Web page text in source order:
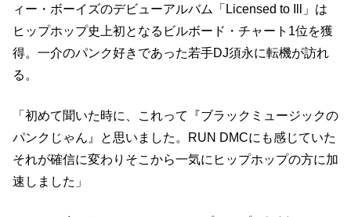
ィー・ボーイズのデビューアルバム「Licensed to Ill」は
ヒップホップ史上初となるビルボード・チャート1位を獲
得。一介のパンク好きであった若手DJ須永に転機が訪れ
る。
「初めて聞いた時に、これって『ブラックミュージックの
パンクじゃん』と思いました。RUN DMCにも感じていた
それが確信に変わりそこから一気にヒップホップの方に加
速しました」